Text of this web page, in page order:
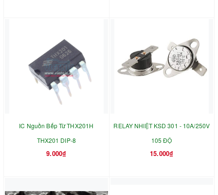
IC Nguồn Bếp Từ THX201H
THX201 DIP-8
9.000₫
RELAY NHIỆT KSD 301 - 10A/250V
105 ĐỘ
15.000₫